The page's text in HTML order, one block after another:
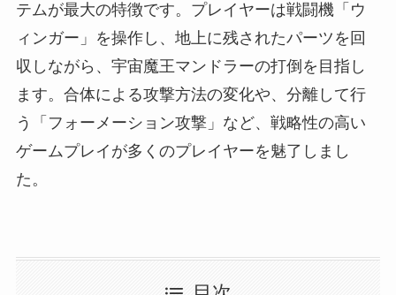
テムが最大の特徴です。プレイヤーは戦闘機「ウ
ィンガー」を操作し、地上に残されたパーツを回
収しながら、宇宙魔王マンドラーの打倒を目指し
ます。合体による攻撃方法の変化や、分離して行
う「フォーメーション攻撃」など、戦略性の高い
ゲームプレイが多くのプレイヤーを魅了しまし
た。